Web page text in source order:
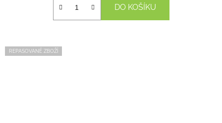
DO KOŠÍKU
REPASOVANÉ ZBOŽÍ